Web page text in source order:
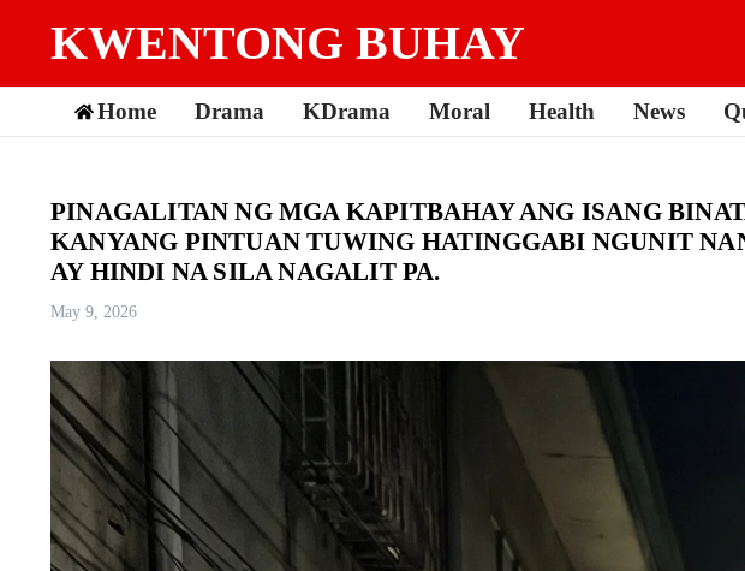
KWENTONG BUHAY
Home Drama KDrama Moral Health News
PINAGALITAN NG MGA KAPITBAHAY ANG ISANG
KANYANG PINTUAN TUWING HATINGGABI NGUNIT
AY HINDI NA SILA NAGALIT PA.
May 9, 2026